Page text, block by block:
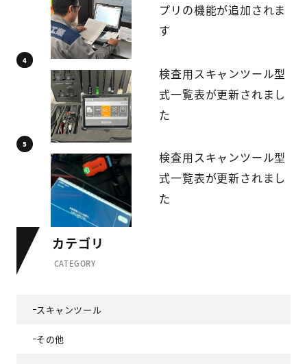
プリの機能が追加されま
す
検査用スキャンツール型
式一覧表が更新されまし
た
検査用スキャンツール型
式一覧表が更新されまし
た
カテゴリ
CATEGORY
スキャンツール
その他